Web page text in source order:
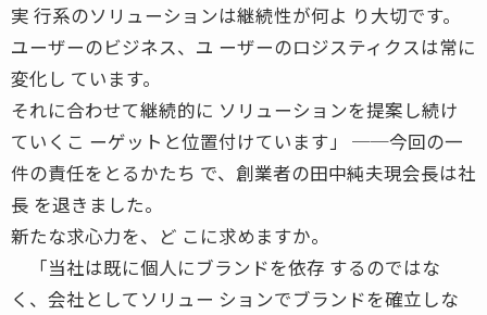
実 行系のソリューションは継続性が何よ り大切です。
ユーザーのビジネス、ユ ーザーのロジスティクスは常に
変化し ています。
それに合わせて継続的に ソリューションを提案し続け
ていくこ ーゲットと位置付けています」 ──今回の一
件の責任をとるかたち で、創業者の田中純夫現会長は社
長 を退きました。
新たな求心力を、ど こに求めますか。
「当社は既に個人にブランドを依存 するのではな
く、会社としてソリュー ションでブランドを確立しな